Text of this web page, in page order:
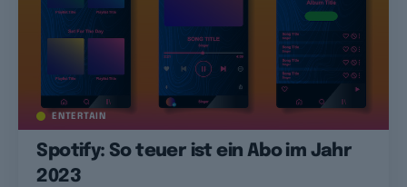
ENTERTAIN
Spotify: So teuer ist ein Abo im Jahr
2023